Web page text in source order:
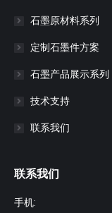
石墨原材料系列
定制石墨件方案
石墨产品展示系列
技术支持
联系我们
联系我们
手机: